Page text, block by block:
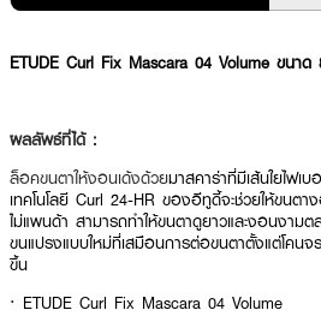
ETUDE Curl Fix Mascara 04 Volume ขนาด
ผลลัพธ์ที่ได้ :
ล็อคขนตาให้งอนเด้งด้วยมาสคาร่าที่มีเส้นใยไฟเ
เทคโนโลยี Curl 24-HR ของอีทูดี้จะช่วยให้ขนต
ไม่แพนด้า สามารถทำให้ขนตาดูยาวและงอนงาม
ขนแปรงแบบใหม่ที่เสมือนการต่อขนตาตั้งแต่โคนจ
ขึ้น
· ETUDE Curl Fix Mascara 04 Volume